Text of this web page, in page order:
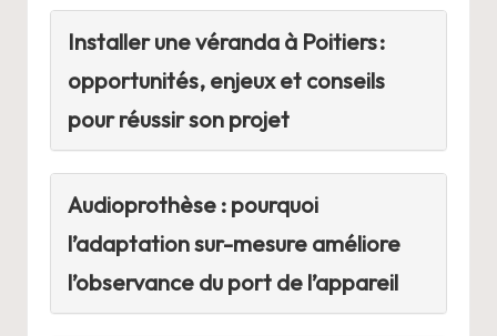
Installer une véranda à Poitiers :
opportunités, enjeux et conseils
pour réussir son projet
Audioprothèse : pourquoi
l’adaptation sur-mesure améliore
l’observance du port de l’appareil